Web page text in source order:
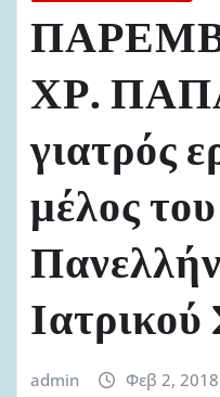
ΧΡ.
γιατρός
μέλος
admin Φεβ 2, 2018